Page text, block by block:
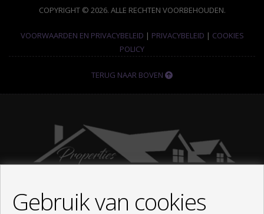
COPYRIGHT © 2026. ALLE RECHTEN VOORBEHOUDEN.
VOORWAARDEN EN PRIVACYBELEID | PRIVACYBELEID | COOKIES
POLICY
TERUG NAAR BOVEN
Gebruik van cookies